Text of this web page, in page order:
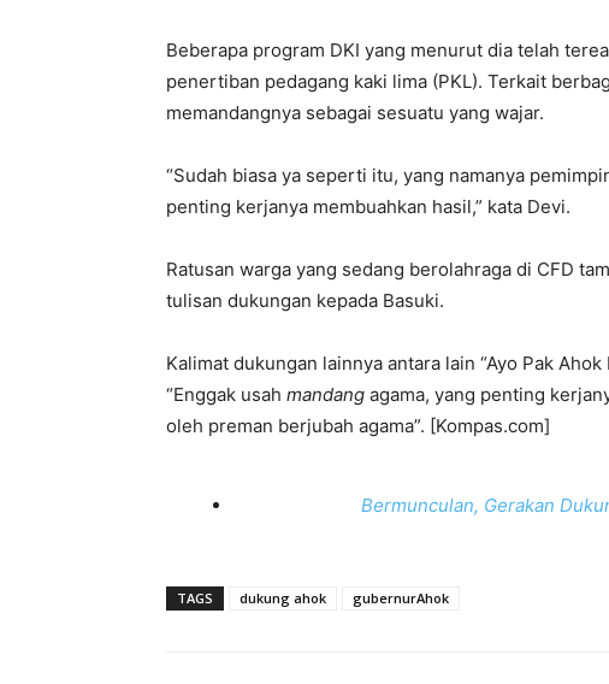
Beberapa program DKI yang menurut dia telah
penertiban pedagang kaki lima (PKL). Terkait
memandangnya sebagai sesuatu yang wajar.
“Sudah biasa ya seperti itu, yang namanya
penting kerjanya membuahkan hasil,” kata Devi.
Ratusan warga yang sedang berolahraga di CFD
tulisan dukungan kepada Basuki.
Kalimat dukungan lainnya antara lain “Ayo Pak
“Enggak usah mandang agama, yang penting
oleh preman berjubah agama”. [Kompas.com]
Bermunculan, Gerakan
TAGS dukung ahok gubernurAhok